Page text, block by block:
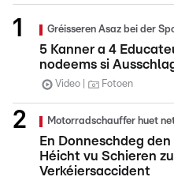
Gréisseren Asaz bei der
5 Kanner a 4
nodeems si
Video Fotoen
Motorradschauffer huet
En Donneschdeg
Héicht vu Schieren
Verkéiersaccident